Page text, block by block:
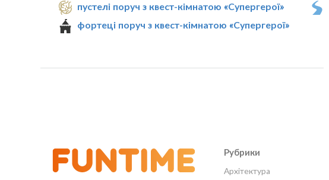
пустелі поруч з квест-кімнатою «Супергерої»
фортеці поруч з квест-кімнатою «Супергерої»
Рубрики
Архітектура